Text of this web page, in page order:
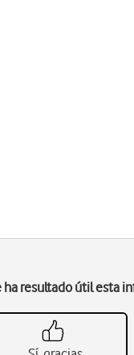
ha resultado útil esta